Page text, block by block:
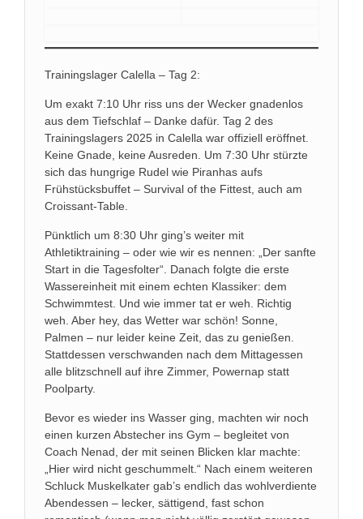
Trainingslager Calella – Tag 2:
Um exakt 7:10 Uhr riss uns der Wecker gnadenlos
aus dem Tiefschlaf – Danke dafür. Tag 2 des
Trainingslagers 2025 in Calella war offiziell eröffnet.
Keine Gnade, keine Ausreden. Um 7:30 Uhr stürzte
sich das hungrige Rudel wie Piranhas aufs
Frühstücksbuffet – Survival of the Fittest, auch am
Croissant-Table.
Pünktlich um 8:30 Uhr ging’s weiter mit
Athletiktraining – oder wie wir es nennen: „Der sanfte
Start in die Tagesfolter“. Danach folgte die erste
Wassereinheit mit einem echten Klassiker: dem
Schwimmtest. Und wie immer tat er weh. Richtig
weh. Aber hey, das Wetter war schön! Sonne,
Palmen – nur leider keine Zeit, das zu genießen.
Stattdessen verschwanden nach dem Mittagessen
alle blitzschnell auf ihre Zimmer, Powernap statt
Poolparty.
Bevor es wieder ins Wasser ging, machten wir noch
einen kurzen Abstecher ins Gym – begleitet von
Coach Nenad, der mit seinen Blicken klar machte:
„Hier wird nicht geschummelt.“ Nach einem weiteren
Schluck Muskelkater gab’s endlich das wohlverdiente
Abendessen – lecker, sättigend, fast schon